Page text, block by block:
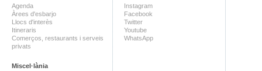
Agenda
Àrees d'esbarjo
Llocs d'interès
Itineraris
Comerços, restaurants i serveis
privats
Miscel·lània
Instagram
Facebook
Twitter
Youtube
WhatsApp